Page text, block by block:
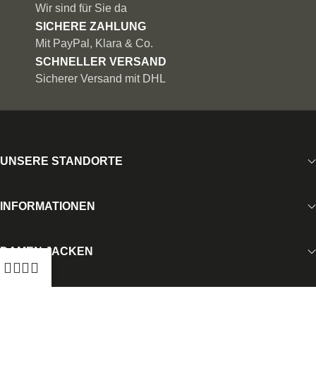
Wir sind für Sie da
SICHERE ZAHLUNG
Mit PayPal, Klara & Co.
SCHNELLER VERSAND
Sicherer Versand mit DHL
UNSERE STANDORTE
INFORMATIONEN
DAMEN JACKEN